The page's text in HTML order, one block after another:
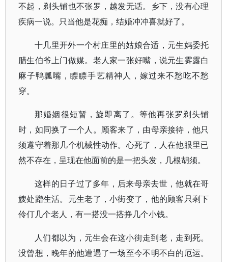
不起，剃头铺也不张罗，越发无话。乡下，没有心理
疾病一说。只当他是花痴，结婚冲冲喜就好了。
十几里开外一个村庄里的姑娘合适，元生妈委托
腊生伯爷上门做媒。老人家一张好嘴，说元生雾露白
麻子鸭瓢嘴，瞟瞟手艺精神人，嫁过来不愁吃不愁
穿。
那婚姻很短暂，旋即离了。等他再张罗剃头铺
时，如同换了一个人。顾客来了，由母亲接待，他只
须遵守着那几个机械性动作。心死了，人在他眼里已
然不存在，呈现在他面前的是一把头发，几根胡须。
这样的日子过了多年，后来母亲去世，他就在哥
嫂处蹭生活。元生老了，小街变了，他的顾客只剩下
伶仃几个老人，有一搭没一搭挣几个小钱。
人们都以为，元生会在这小街走到老，走到死。
没曾想，晚年的他遭遇了一场至今不明不白的厄运。